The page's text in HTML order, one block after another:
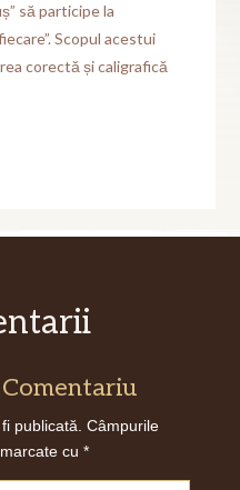
să participe la
Scopul acestui
corectă și caligrafică
publicată. Câmpurile
cu *